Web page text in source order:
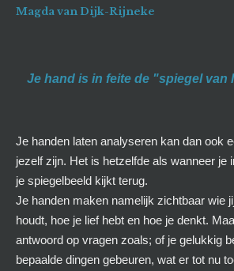
Magda van Dijk-Rijneke
Je hand is in feite de "spiegel van
Je handen laten analyseren kan dan ook
jezelf zijn. Het is hetzelfde als wanneer je
je spiegelbeeld kijkt terug.
Je handen maken namelijk zichtbaar wie
houdt, hoe je lief hebt en hoe je denkt.
antwoord op vragen zoals; of je gelukkig
bepaalde dingen gebeuren, wat er tot nu